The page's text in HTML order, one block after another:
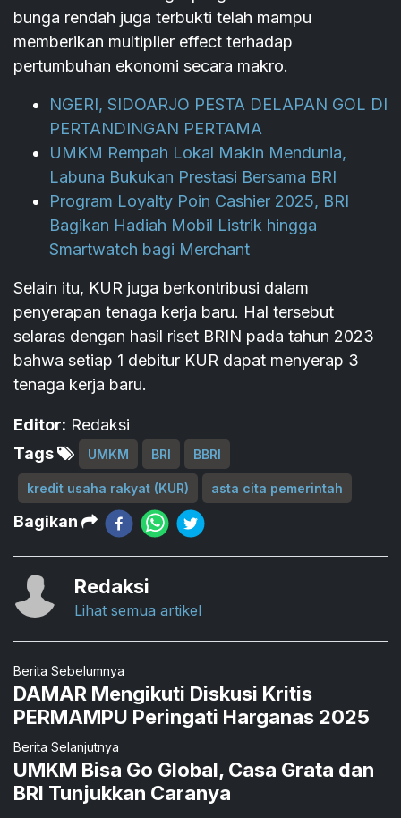
bunga rendah juga terbukti telah mampu
memberikan multiplier effect terhadap
pertumbuhan ekonomi secara makro.
NGERI, SIDOARJO PESTA DELAPAN GOL DI
PERTANDINGAN PERTAMA
UMKM Rempah Lokal Makin Mendunia,
Labuna Bukukan Prestasi Bersama BRI
Program Loyalty Poin Cashier 2025, BRI
Bagikan Hadiah Mobil Listrik hingga
Smartwatch bagi Merchant
Selain itu, KUR juga berkontribusi dalam
penyerapan tenaga kerja baru. Hal tersebut
selaras dengan hasil riset BRIN pada tahun 2023
bahwa setiap 1 debitur KUR dapat menyerap 3
tenaga kerja baru.
Editor: Redaksi
Tags
UMKM BRI BBRI
kredit usaha rakyat (KUR) asta cita pemerintah
Bagikan
Redaksi
Lihat semua artikel
Berita Sebelumnya
DAMAR Mengikuti Diskusi Kritis
PERMAMPU Peringati Harganas 2025
Berita Selanjutnya
UMKM Bisa Go Global, Casa Grata dan
BRI Tunjukkan Caranya